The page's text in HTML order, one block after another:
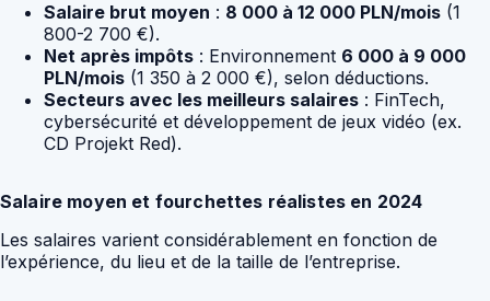
Salaire brut moyen : 8 000 à 12 000 PLN/mois (1
800-2 700 €).
Net après impôts : Environnement 6 000 à 9 000
PLN/mois (1 350 à 2 000 €), selon déductions.
Secteurs avec les meilleurs salaires : FinTech,
cybersécurité et développement de jeux vidéo (ex.
CD Projekt Red).
Salaire moyen et fourchettes réalistes en 2024
Les salaires varient considérablement en fonction de
l’expérience, du lieu et de la taille de l’entreprise.